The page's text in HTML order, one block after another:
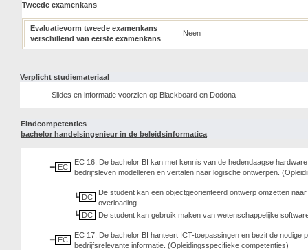
Tweede examenkans
Evaluatievorm tweede examenkans
verschillend van eerste examenkans
Neen
Verplicht studiemateriaal
Slides en informatie voorzien op Blackboard en Dodona
Eindcompetenties
bachelor handelsingenieur in de beleidsinformatica
EC
EC 16: De bachelor BI kan met kennis van de hedendaagse
bedrijfsleven modelleren en vertalen naar logische ontwerpen.
DC
De student kan een objectgeoriënteerd ontwerp omzetten
overloading.
DC
De student kan gebruik maken van wetenschappelijke
EC
EC 17: De bachelor BI hanteert ICT-toepassingen en bezit de
bedrijfsrelevante informatie. (Opleidingsspecifieke competenties)